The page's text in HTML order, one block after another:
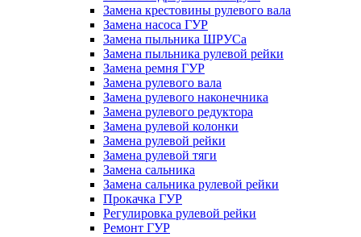
Замена крестовины рулевого вала
Замена насоса ГУР
Замена пыльника ШРУСа
Замена пыльника рулевой рейки
Замена ремня ГУР
Замена рулевого вала
Замена рулевого наконечника
Замена рулевого редуктора
Замена рулевой колонки
Замена рулевой рейки
Замена рулевой тяги
Замена сальника
Замена сальника рулевой рейки
Прокачка ГУР
Регулировка рулевой рейки
Ремонт ГУР